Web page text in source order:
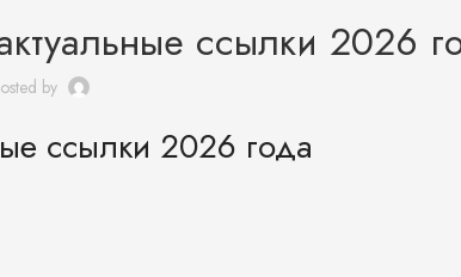
ссылки 2026
by
ссылки 2026 года